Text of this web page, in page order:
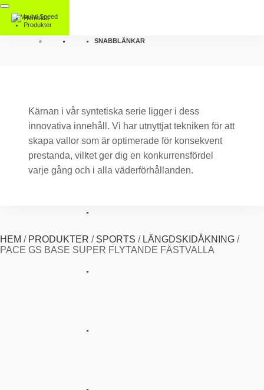
Hemsida
Produkter
SNABBLÄNKAR
Kärnan i vår syntetiska serie ligger i dess
innovativa innehåll. Vi har utnyttjat tekniken för att
skapa vallor som är optimerade för konsekvent
prestanda, vilket ger dig en konkurrensfördel
varje gång och i alla väderförhållanden.
HEM / PRODUKTER / SPORTS / LÄNGDSKIDÅKNING /
PACE GS BASE SUPER FLYTANDE FÄSTVALLA